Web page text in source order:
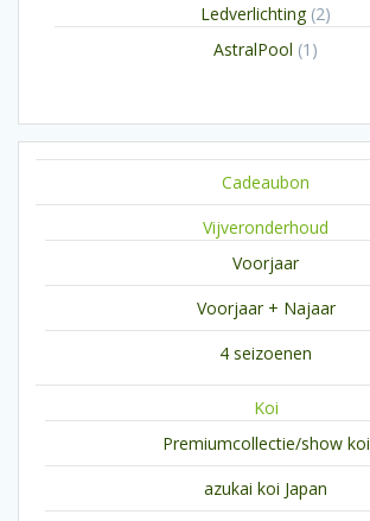
Ledverlichting 22
AstralPool 1 1
Cadeaubon
Vijveronderhoud
Voorjaar
Voorjaar + Najaar
4 seizoenen
Koi
Premiumcollectie/show koi
azukai koi Japan